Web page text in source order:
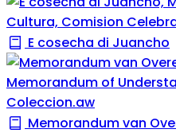
E cosecha di Juancho
Memorandum van